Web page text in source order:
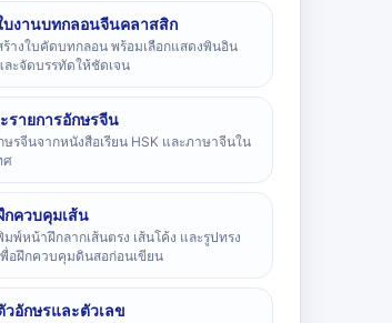
บงานบทกลอนจีนคลาสสิก
ร้างใบคัดบทกลอน พร้อมเลือกแสดงพินอิน
ละจัดบรรทัดให้ชัดเจน
รายการอักษรจีน
ษรจีนจากหนังสือเรียน HSK และภาษาจีนใน
ศ
กควบคุมเส้น
มพ์หน้าฝึกลากเส้นตรง เส้นโค้ง และรูปทรง
พื่อฝึกควบคุมดินสอก่อนเขียน
วอักษรและตัวเลข